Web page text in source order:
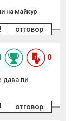
на майкур
отговор
!
0
дава ли
отговор
!